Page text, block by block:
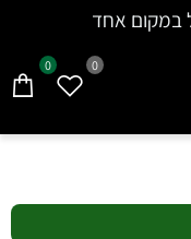
במקום אחד
0 0